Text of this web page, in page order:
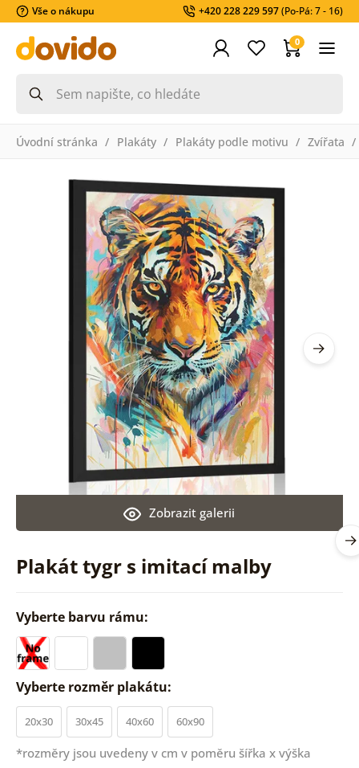
Vše o nákupu +420 228 229 597(Po-Pá: 7 - 16)
0
Úvodní stránka Plakáty Plakáty podle motivu Zvířata
Plakát tygr s imitací malby
Zobrazit galerii
Vyberte barvu rámu:
Vyberte rozměr plakátu:
20x30 30x45 40x60 60x90
*rozměry jsou uvedeny v cm v poměru šířka x výška